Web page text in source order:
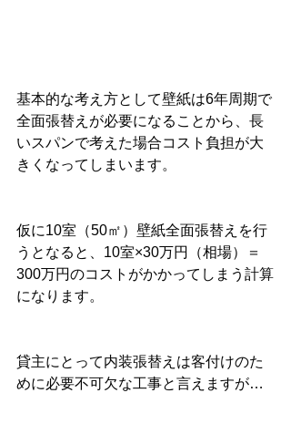
基本的な考え方として壁紙は6年周期で
全面張替えが必要になることから、長
いスパンで考えた場合コスト負担が大
きくなってしまいます。
仮に10室（50㎡）壁紙全面張替えを行
うとなると、10室×30万円（相場）＝
300万円のコストがかかってしまう計算
になります。
貸主にとって内装張替えは客付けのた
めに必要不可欠な工事と言えますが…